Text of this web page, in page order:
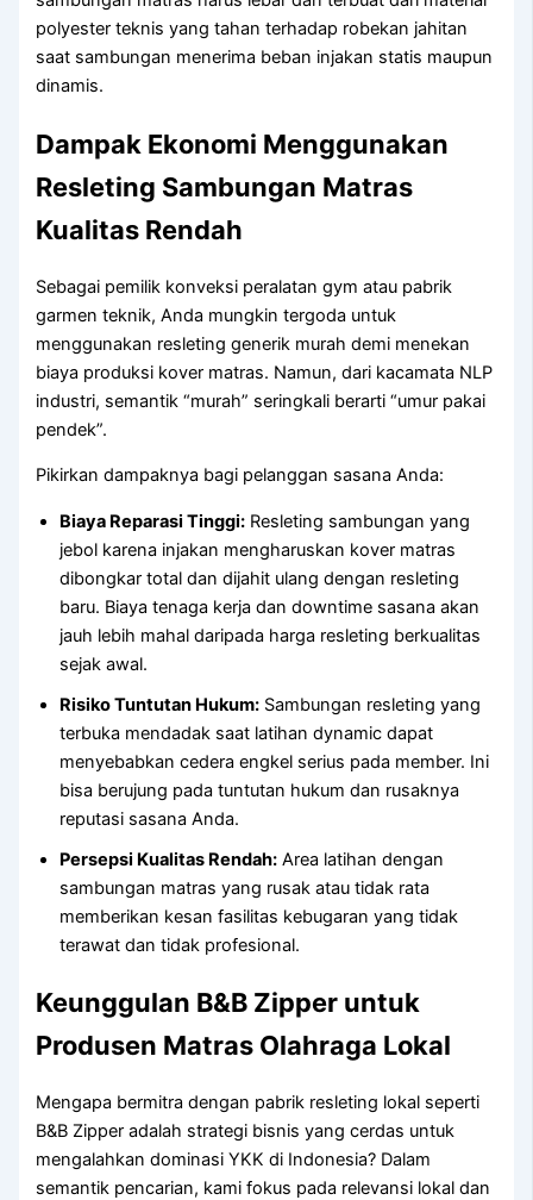
polyester teknis yang tahan terhadap robekan jahitan
saat sambungan menerima beban injakan statis maupun
dinamis.
Dampak Ekonomi Menggunakan
Resleting Sambungan Matras
Kualitas Rendah
Sebagai pemilik konveksi peralatan gym atau pabrik
garmen teknik, Anda mungkin tergoda untuk
menggunakan resleting generik murah demi menekan
biaya produksi kover matras. Namun, dari kacamata NLP
industri, semantik “murah” seringkali berarti “umur pakai
pendek”.
Pikirkan dampaknya bagi pelanggan sasana Anda:
Biaya Reparasi Tinggi: Resleting sambungan yang
jebol karena injakan mengharuskan kover matras
dibongkar total dan dijahit ulang dengan resleting
baru. Biaya tenaga kerja dan downtime sasana akan
jauh lebih mahal daripada harga resleting berkualitas
sejak awal.
Risiko Tuntutan Hukum: Sambungan resleting yang
terbuka mendadak saat latihan dynamic dapat
menyebabkan cedera engkel serius pada member. Ini
bisa berujung pada tuntutan hukum dan rusaknya
reputasi sasana Anda.
Persepsi Kualitas Rendah: Area latihan dengan
sambungan matras yang rusak atau tidak rata
memberikan kesan fasilitas kebugaran yang tidak
terawat dan tidak profesional.
Keunggulan B&B Zipper untuk
Produsen Matras Olahraga Lokal
Mengapa bermitra dengan pabrik resleting lokal seperti
B&B Zipper adalah strategi bisnis yang cerdas untuk
mengalahkan dominasi YKK di Indonesia? Dalam
semantik pencarian, kami fokus pada relevansi lokal dan